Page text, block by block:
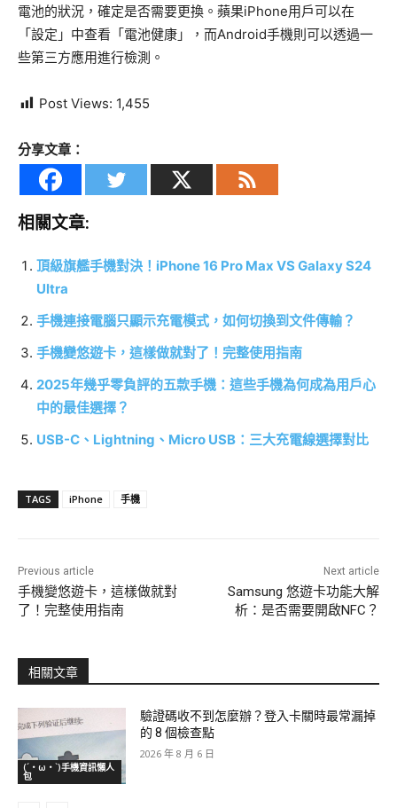
電池的狀況，確定是否需要更換。蘋果iPhone用戶可以在
「設定」中查看「電池健康」，而Android手機則可以透過一
些第三方應用進行檢測。
Post Views: 1,455
分享文章：
相關文章:
頂級旗艦手機對決！iPhone 16 Pro Max VS Galaxy S24
Ultra
手機連接電腦只顯示充電模式，如何切換到文件傳輸？
手機變悠遊卡，這樣做就對了！完整使用指南
2025年幾乎零負評的五款手機：這些手機為何成為用戶心
中的最佳選擇？
USB-C、Lightning、Micro USB：三大充電線選擇對比
TAGS iPhone 手機
Previous article
手機變悠遊卡，這樣做就對
了！完整使用指南
Next article
Samsung 悠遊卡功能大解
析：是否需要開啟NFC？
相關文章
(´・ω・`)手機資訊懶人
包
驗證碼收不到怎麼辦？登入卡關時最常漏掉
的 8 個檢查點
2026 年 8 月 6 日